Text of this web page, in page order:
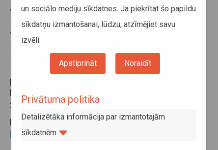
Sabiedriskā transporta
pakalpojumu sniegšanas rezultāti
2016.gada 1.pusgadā
16. septembris 2016
Informācija par sabiedriskā transporta
pakalpojumu sniegšanā pārskaitītajām valsts
budžeta dotācijām un indikatīvajiem rādītājiem
2016.gada 1.pusgadā.
Detalizēta informācija pieejama apakšsadaļā
Papildu informācija
un sociālo mediju sīkdatnes. Ja piekrītat šo papildu
sīkdatņu izmantošanai, lūdzu, atzīmējiet savu
izvēli:
Apstiprināt Noraidīt
Privātuma politika
Detalizētāka informācija par izmantotajām
sīkdatnēm